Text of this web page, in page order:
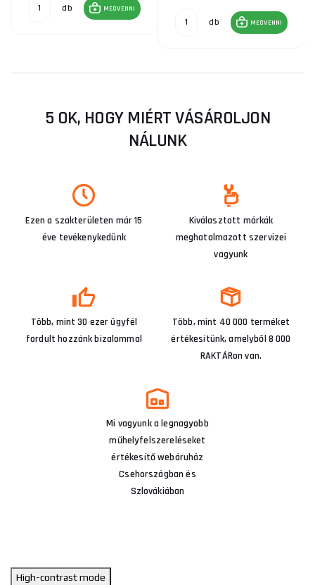
db MEGVENNI
db MEGVENNI
5 OK, HOGY MIÉRT VÁSÁROLJON
NÁLUNK
Ezen a szakterületen már 15
éve tevékenykedünk
Kiválasztott márkák
meghatalmazott szervizei
vagyunk
Több, mint 30 ezer ügyfél
fordult hozzánk bizalommal
Több, mint 40 000 terméket
értékesítünk, amelyből 8 000
RAKTÁRon van.
Mi vagyunk a legnagyobb
műhelyfelszereléseket
értékesítő webáruház
Csehországban és
Szlovákiában
High-contrast mode